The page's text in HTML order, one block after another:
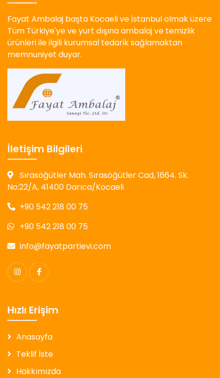
Fayat Ambalaj başta Kocaeli ve İstanbul olmak üzere
Tüm Türkiye'ye ve yurt dışına ambalaj ve temizlik
ürünleri ile ilgili kurumsal tedarik sağlamaktan
memnuniyet duyar.
İletişim Bilgileri
Sırasöğütler Mah. Sırasöğütler Cad, 1664. Sk.
No:22/A, 41400 Darıca/Kocaeli
+90 542 218 00 75
+90 542 218 00 75
info@fayatpartievi.com
Hızlı Erişim
Anasayfa
Teklif İste
Hakkımızda